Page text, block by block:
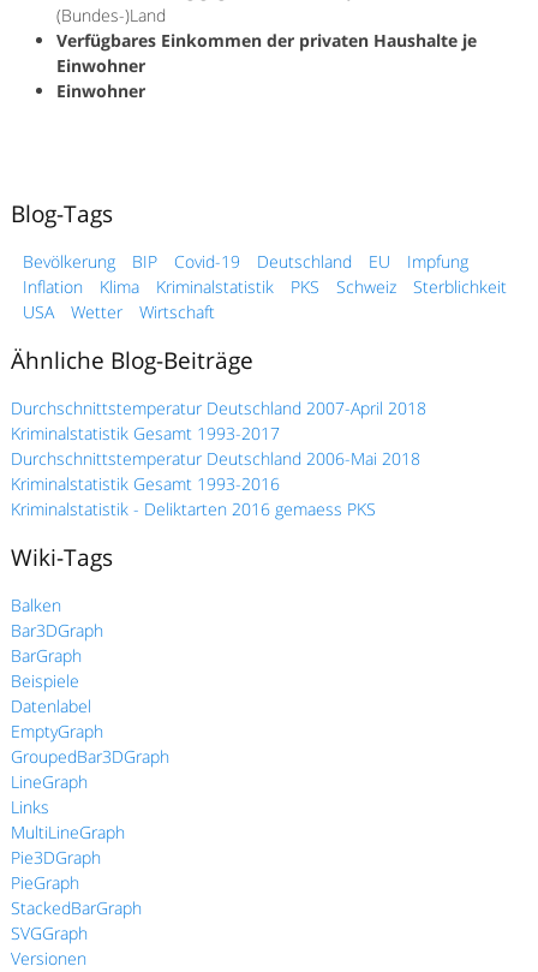
(Bundes-)Land
Verfügbares Einkommen der privaten Haushalte je
Einwohner
Einwohner
Blog-Tags
Bevölkerung BIP Covid-19 Deutschland EU
Impfung
Inflation
Klima Kriminalstatistik PKS Schweiz
Sterblichkeit
USA
Wetter Wirtschaft
Ähnliche Blog-Beiträge
Durchschnittstemperatur Deutschland 2007-April 2018
Kriminalstatistik Gesamt 1993-2017
Durchschnittstemperatur Deutschland 2006-Mai 2018
Kriminalstatistik Gesamt 1993-2016
Kriminalstatistik - Deliktarten 2016 gemaess PKS
Wiki-Tags
Balken
Bar3DGraph
BarGraph
Beispiele
Datenlabel
EmptyGraph
GroupedBar3DGraph
LineGraph
Links
MultiLineGraph
Pie3DGraph
PieGraph
StackedBarGraph
SVGGraph
Versionen